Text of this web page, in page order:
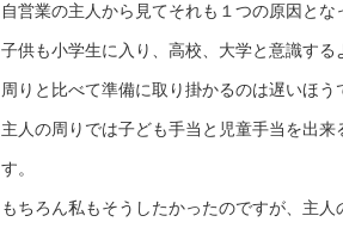
自営業の主人から見てそれも１つの原因とな
子供も小学生に入り、高校、大学と意識する
周りと比べて準備に取り掛かるのは遅いほう
主人の周りでは子ども手当と児童手当を出
す。
もちろん私もそうしたかったのですが、主